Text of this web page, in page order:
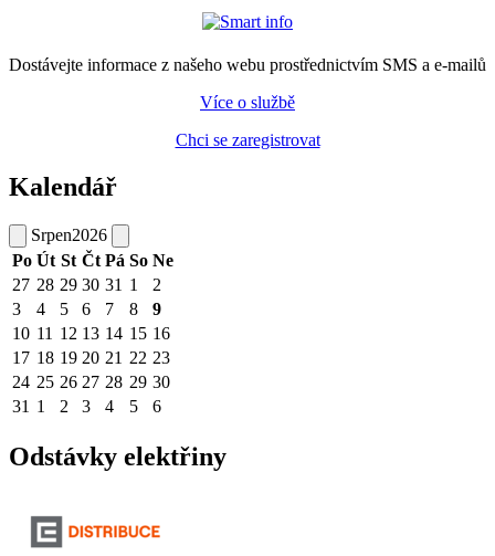
Dostávejte informace z našeho webu prostřednictvím SMS a e-mailů
Více o službě
Chci se zaregistrovat
Kalendář
Srpen2026
Po Út St Čt Pá So Ne
27 28 29 30 31 1
2
3
4 5 6 7 8
9
10 11 12 13 14 15 16
17 18 19 20 21 22 23
24 25 26 27 28 29 30
31 1 2 3 4 5 6
Odstávky elektřiny